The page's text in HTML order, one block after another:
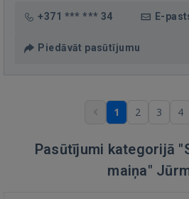
+371 *** *** 34 E-
Piedāvāt pasūtījumu
1 2 3 4
Pasūtījumi kategorijā
maiņa"